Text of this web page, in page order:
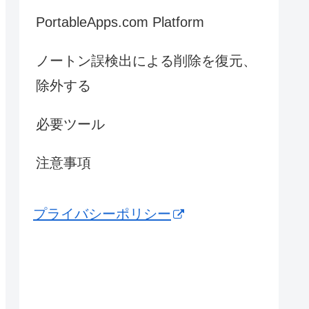
PortableApps.com Platform
ノートン誤検出による削除を復元、
除外する
必要ツール
注意事項
プライバシーポリシー